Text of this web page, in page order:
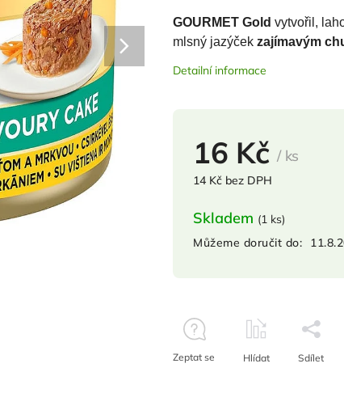
16 Kč/ ks
14 Kč bez DPH
Skladem (1 ks)
Můžeme doručit do:
GOURMET Gold vytvořil,
mlsný jazýček zajímavým
Detailní informace
Zeptat se Hlídat Sdílet